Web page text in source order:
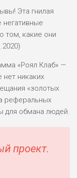
Эта гнилая
негативные
том, какие они
«Роял Клаб» —
нет никаких
«золотых
реферальных
для обмана людей.
проект.